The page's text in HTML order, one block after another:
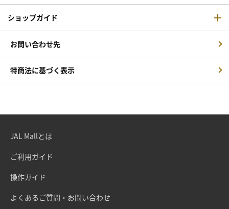
ショップガイド
お問い合わせ先
特商法に基づく表示
JAL Mallとは
ご利用ガイド
操作ガイド
よくあるご質問・お問い合わせ